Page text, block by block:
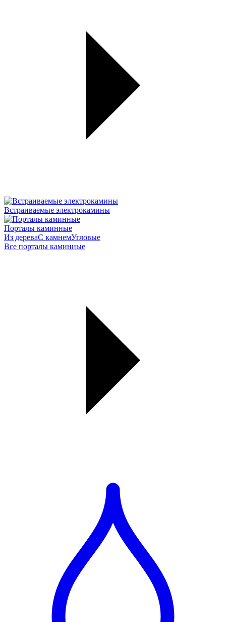
Встраиваемые электрокамины
Порталы каминные
Из дереваС камнемУгловые
Все порталы каминные